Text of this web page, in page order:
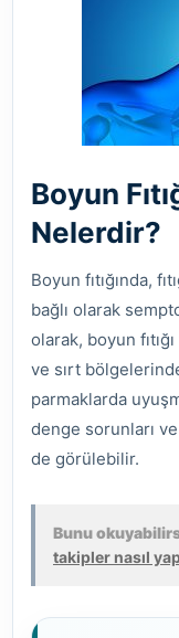
Boyun
Nelerdir?
Boyun fıtığında,
bağlı olarak
olarak, boyun
ve sırt
parmaklarda
denge sorunları
de görülebilir.
Bunu
takipler nasıl